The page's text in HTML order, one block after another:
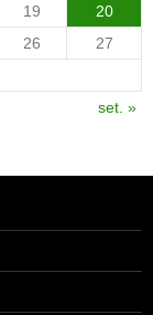
19
20
26
27
set. »